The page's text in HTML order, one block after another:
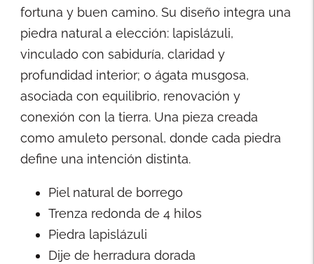
fortuna y buen camino. Su diseño integra una
piedra natural a elección: lapislázuli,
vinculado con sabiduría, claridad y
profundidad interior; o ágata musgosa,
asociada con equilibrio, renovación y
conexión con la tierra. Una pieza creada
como amuleto personal, donde cada piedra
define una intención distinta.
Piel natural de borrego
Trenza redonda de 4 hilos
Piedra lapislázuli
Dije de herradura dorada